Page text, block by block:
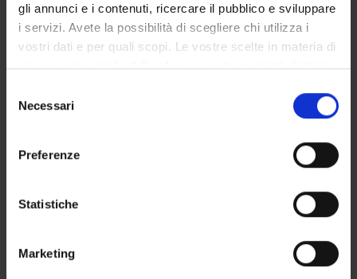
gli annunci e i contenuti, ricercare il pubblico e sviluppare
i servizi. Avete la possibilità di scegliere chi utilizza i
vostri dati e per quali scopi. Le vostre scelte in materia di
privacy sono applicabili solo su questa proprietà digitale
modificare o revocare il proprio consenso in qualsiasi
momento dalla Dichiarazione sui cookie o facendo clic
raccogliere informazioni sulla tua posizione
geografica, con un'approssimazione di qualche
Identificare il tuo dispositivo, scansionandolo
delNecessari
Preferenze
Statistiche
Marketing
LABORATORI DI RICERCA
CENTRI DI RICERCA
Contatti
Luoghi